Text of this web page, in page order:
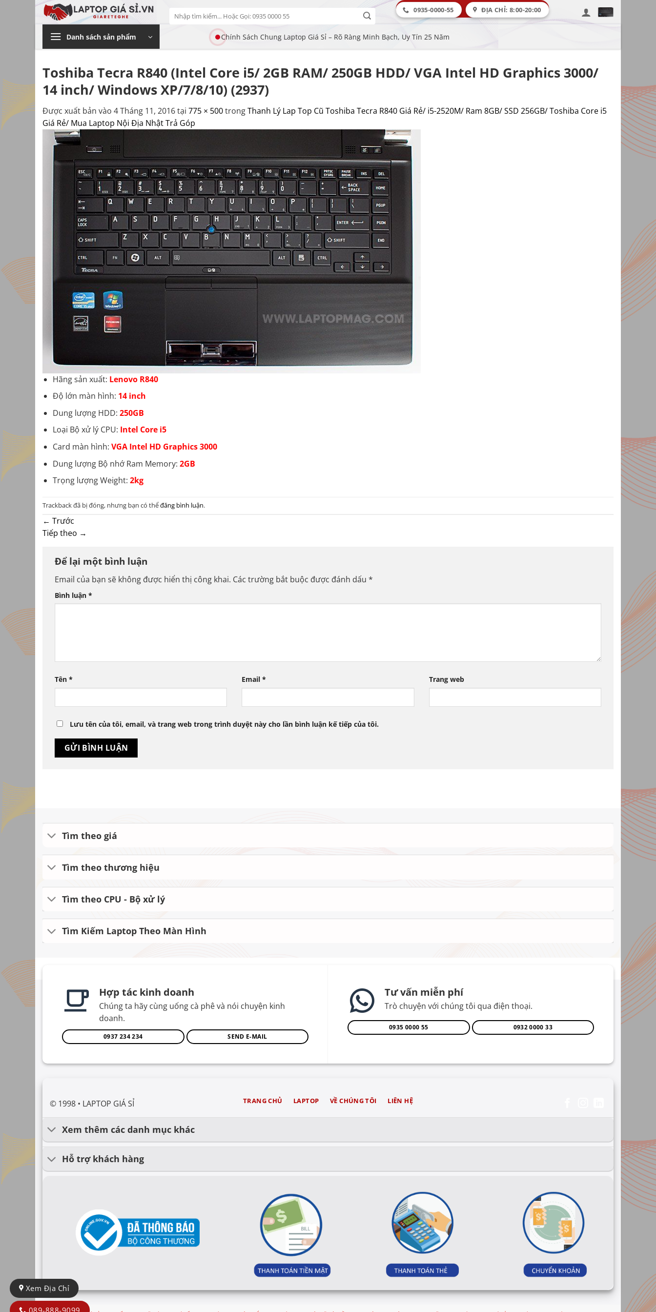
Xem Địa Chỉ
089-888-9099
Bỏ
qua
dung
Tìm
kiếm:
0935-0000-55 ĐỊA CHỈ: 8:00-20:00
Danh sách sản phẩm Chính Sách Chung Laptop Giá Sỉ – Rõ Ràng Minh Bạch, Uy Tín 25 Năm
Toshiba Tecra R840 (Intel Core i5/ 2GB RAM/ 250GB HDD/ VGA Intel HD Graphics 3000/
14 inch/ Windows XP/7/8/10) (2937)
Được xuất bản vào 4 Tháng 11, 2016tại 775 × 500trongThanh Lý Lap Top Cũ Toshiba Tecra R840 Giá Rẻ/ i5-2520M/ Ram 8GB/ SSD 256GB/ Toshiba Core i5
Giá Rẻ/ Mua Laptop Nội Địa Nhật Trả Góp
Hãng sản xuất: Lenovo R840
Độ lớn màn hình: 14 inch
Dung lượng HDD: 250GB
Loại Bộ xử lý CPU: Intel Core i5
Card màn hình: VGA Intel HD Graphics 3000
Dung lượng Bộ nhớ Ram Memory: 2GB
Trọng lượng Weight: 2kg
Trackback đã bị đóng, nhưng bạn có thểđăng bình luận.
← Trước
Tiếp theo →
Để lại một bình luận
Email của bạn sẽ không được hiển thị công khai. Các trường bắt buộc được đánh dấu *
Bình luận *
Tên * Email* Trang web
Lưu tên của tôi, email, và trang web trong trình duyệt này cho lần bình luận kế tiếp của tôi.
Tìm theo giá
Tìm theo thương hiệu
Tìm theo CPU - Bộ xử lý
Tìm Kiếm Laptop Theo Màn Hình
Hợp tác kinh doanh
Chúng ta hãy cùng uống cà phê và nói chuyện kinh
doanh.
0937 234 234 SEND E-MAIL
Tư vấn miễn phí
Trò chuyện với chúng tôi qua điện thoại.
0935 0000 55 0932 0000 33
© 1998 • LAPTOP GIÁ SỈ TRANG CHỦ LAPTOP VỀ CHÚNG TÔI LIÊN HỆ
Xem thêm các danh mục khác
Hỗ trợ khách hàng